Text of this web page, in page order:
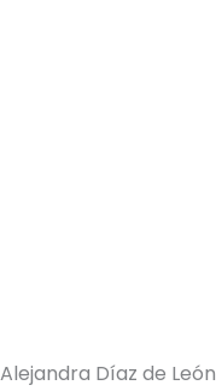
Alejandra Díaz de León